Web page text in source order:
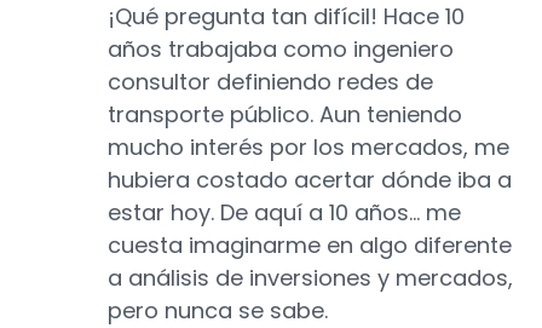
¡Qué pregunta tan difícil! Hace 10
años trabajaba como ingeniero
consultor definiendo redes de
transporte público. Aun teniendo
mucho interés por los mercados, me
hubiera costado acertar dónde iba a
estar hoy. De aquí a 10 años… me
cuesta imaginarme en algo diferente
a análisis de inversiones y mercados,
pero nunca se sabe.